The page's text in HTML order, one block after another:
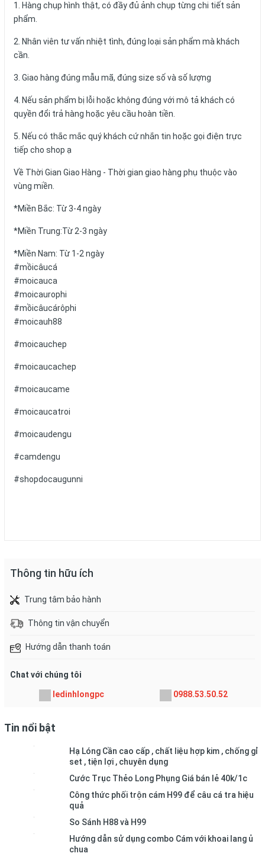
1. Hàng chụp hình thật, có đầy đủ ảnh chụp từng chi tiết sản
phẩm.
2. Nhân viên tư vấn nhiệt tình, đúng loại sản phẩm mà khách
cần.
3. Giao hàng đúng mẫu mã, đúng size số và số lượng
4. Nếu sản phẩm bị lỗi hoặc không đúng với mô tả khách có
quyền đổi trả hàng hoặc yêu cầu hoàn tiền.
5. Nếu có thắc mắc quý khách cứ nhắn tin hoặc gọi điện trực
tiếp cho shop ạ
Về Thời Gian Giao Hàng - Thời gian giao hàng phụ thuộc vào
vùng miền.
*Miền Bắc: Từ 3-4 ngày
*Miền Trung:Từ 2-3 ngày
*Miền Nam: Từ 1-2 ngày
#mồicâucá
#moicauca
#moicaurophi
#mồicâucárôphi
#moicauh88
#moicauchep
#moicaucachep
#moicaucame
#moicaucatroi
#moicaudengu
#camdengu
#shopdocaugunni
Thông tin hữu ích
Trung tâm bảo hành
Thông tin vận chuyển
Hướng dẫn thanh toán
Chat với chúng tôi
ledinhlongpc 0988.53.50.52
Tin nổi bật
Hạ Lóng Cần cao cấp , chất liệu hợp kim , chống gỉ
set , tiện lợi , chuyên dụng
Cước Trục Thẻo Long Phụng Giá bán lẻ 40k/1c
Công thức phối trộn cám H99 để câu cá tra hiệu
quả
So Sánh H88 và H99
Hướng dẫn sử dụng combo Cám với khoai lang ủ
chua